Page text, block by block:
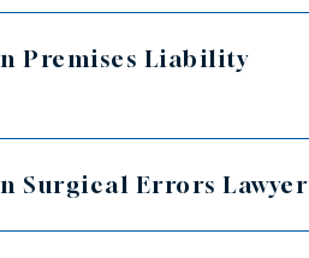
Premises Liability
Surgical Errors Lawyer